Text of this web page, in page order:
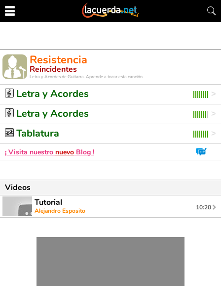
Resistencia
Reincidentes
Letra y Acordes de Guitarra. Aprende a tocar esta canción
Letra y Acordes
Letra y Acordes
Tablatura
¡ Visita nuestro nuevo Blog !
Videos
Tutorial
Alejandro Esposito 10:20